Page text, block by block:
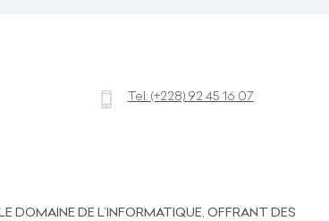
Tel: (+228) 92 45 16 07
DOMAINE DE L’INFORMATIQUE, OFFRANT DES